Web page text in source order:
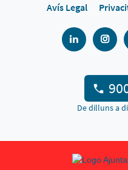
Avís Legal
De dilluns a